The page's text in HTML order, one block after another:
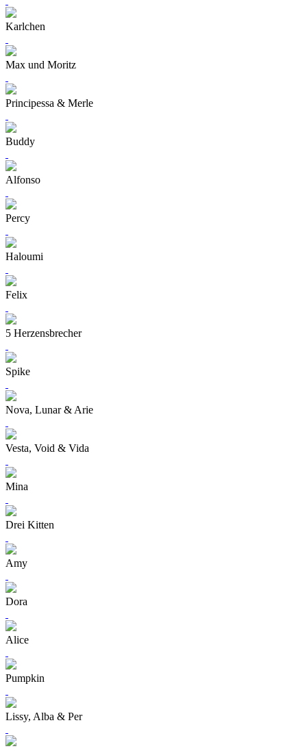
Karlchen
Max und Moritz
Principessa & Merle
Buddy
Alfonso
Percy
Haloumi
Felix
5 Herzensbrecher
Spike
Nova, Lunar & Arie
Vesta, Void & Vida
Mina
Drei Kitten
Amy
Dora
Alice
Pumpkin
Lissy, Alba & Per